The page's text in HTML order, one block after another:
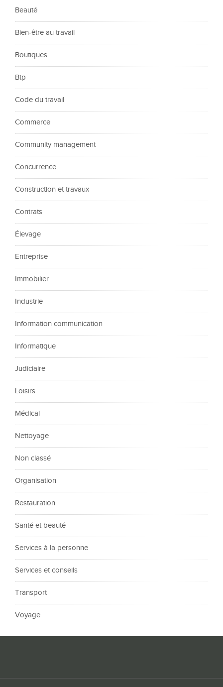
Beauté
Bien-être au travail
Boutiques
Btp
Code du travail
Commerce
Community management
Concurrence
Construction et travaux
Contrats
Élevage
Entreprise
Immobilier
Industrie
Information communication
Informatique
Judiciaire
Loisirs
Médical
Nettoyage
Non classé
Organisation
Restauration
Santé et beauté
Services à la personne
Services et conseils
Transport
Voyage